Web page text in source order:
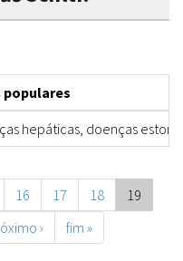
populares
hepáticas, doenças
16 17 18
19
› fim »